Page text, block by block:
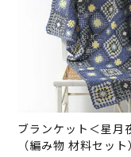
ブランケット＜星月
（編み物 材料セット